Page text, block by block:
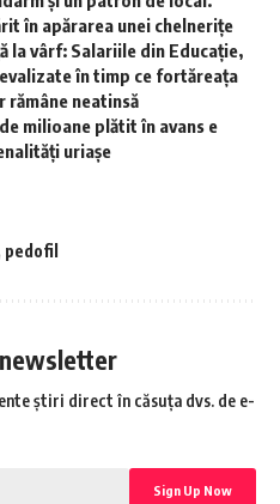
în apărarea unei chelnerițe
la vârf: Salariile din Educație,
în timp ce fortăreața
neatinsă
milioane plătit în avans e
uriașe
pedofil
știri direct în căsuța dvs. de e-